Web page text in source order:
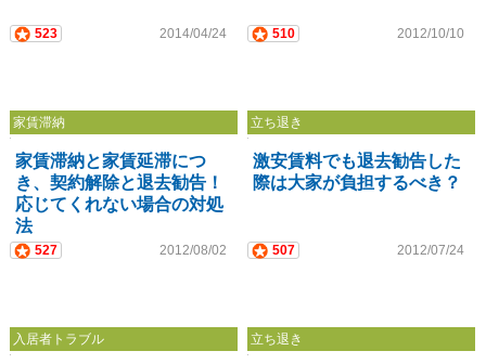
523 2014/04/24 510 2012/10/10
家賃滞納
家賃滞納と家賃延滞につ
き、契約解除と退去勧告！
応じてくれない場合の対処
法
527 2012/08/02
立ち退き
激安賃料でも退去勧告した
際は大家が負担するべき？
507 2012/07/24
入居者トラブル 立ち退き